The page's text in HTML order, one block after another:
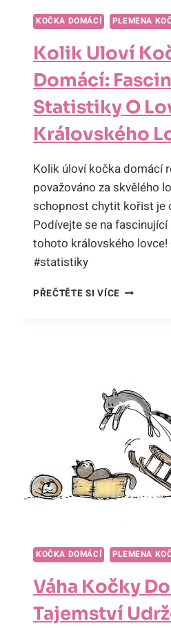
KOČKA DOMÁCÍ PLEMENA
Kolik Uloví
Domácí:
Statistiky O
Královského
Kolik úloví kočka domácí
považováno za skvělého
schopnost chytit kořist je
Podívejte se na
tohoto královského
#statistiky
PŘEČTĚTE SI VÍCEKOLIK
LOVU
LOVCE!
KOČKA DOMÁCÍ PLEMENA
Váha Kočky
Tajemství